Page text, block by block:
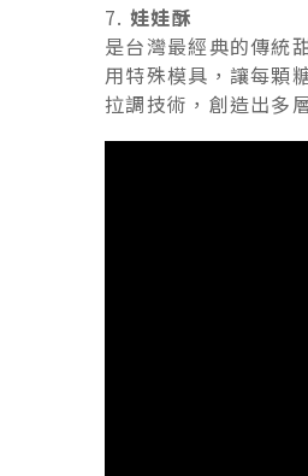
7. 娃娃酥
是台灣最經典的傳統
用特殊模具，讓每顆
拉調技術，創造出多